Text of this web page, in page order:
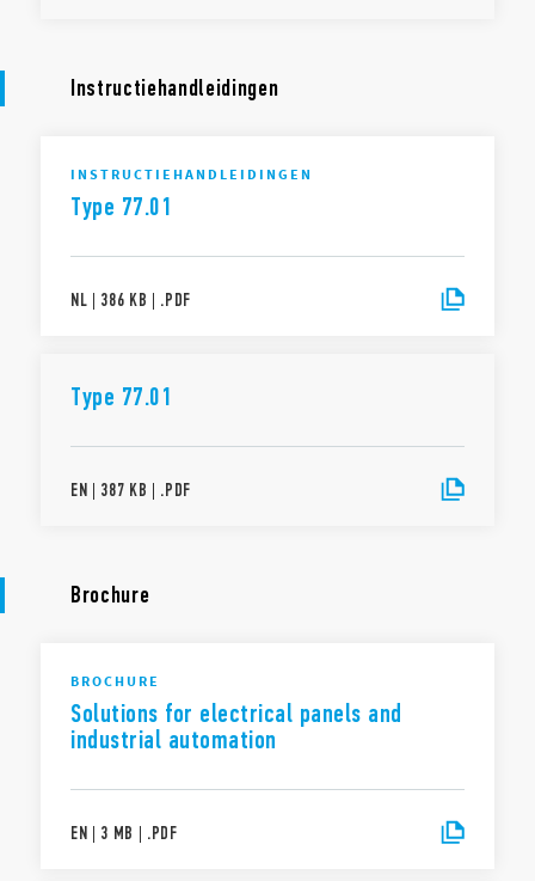
Instructiehandleidingen
INSTRUCTIEHANDLEIDINGEN
Type 77.01
NL | 386 KB | .PDF
Type 77.01
EN | 387 KB | .PDF
Brochure
BROCHURE
Solutions for electrical panels and
industrial automation
EN | 3 MB | .PDF